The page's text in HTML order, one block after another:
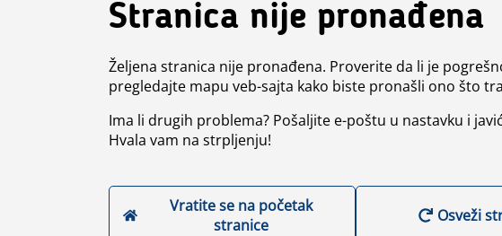
Stranica nije pronađena
Željena stranica nije pronađena. Proverite da li je
pregledajte mapu veb-sajta kako biste pronašli ono što
Ima li drugih problema? Pošaljite e-poštu u nastavku i
Hvala vam na strpljenju!
Vratite se na početak
stranice
Osveži